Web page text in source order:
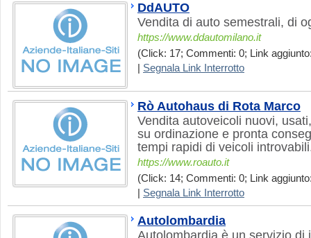
DdAUTO
Vendita di auto semestrali, di
https://www.ddautomilano.it
(Click: 17; Commenti: 0; Link
Segnala Link Interrotto
Rò Autohaus di Rota Marco
Vendita autoveicoli nuovi,
su ordinazione e pronta
tempi rapidi di veicoli
https://www.roauto.it
(Click: 14; Commenti: 0; Link
Segnala Link Interrotto
Autolombardia
Autolombardia è un servizio di